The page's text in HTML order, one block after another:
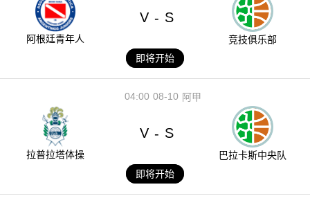
阿根廷青年人
V - S
竞技俱乐部
即将开始
08-10
04:00 阿甲
拉普拉塔体操
V - S
巴拉卡斯中央队
即将开始